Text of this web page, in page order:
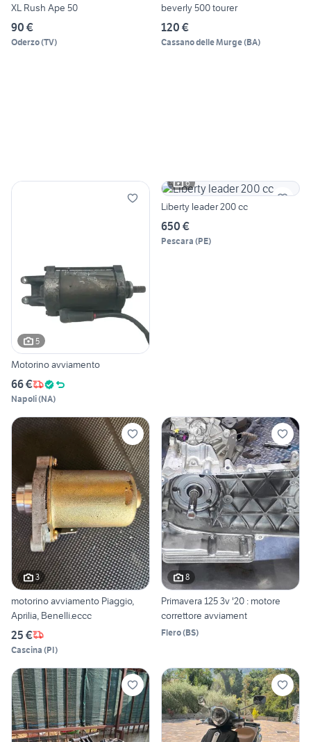
XL Rush Ape 50
90 €
Oderzo(TV)
beverly 500 tourer
120 €
Cassano delle Murge(BA)
5
Motorino avviamento
66 €
Napoli(NA)
6
Liberty leader 200 cc
650 €
Pescara (PE)
3
motorino avviamento Piaggio,
Aprilia, Benelli.eccc
25 €
Cascina (PI)
8
Primavera 125 3v '20 : motore
correttore avviament
Flero(BS)